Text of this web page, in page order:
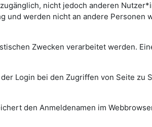
nicht jedoch anderen
werden nicht an andere Personen
Zwecken verarbeitet werden.
Login bei den Zugriffen von Seite zu
den Anmeldenamen im